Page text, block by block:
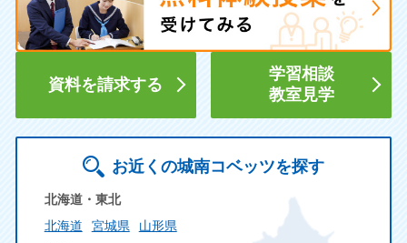
資料を請求する
学習相談
教室見学
お近くの城南コベッツを探す
北海道・東北
北海道
宮城県
山形県